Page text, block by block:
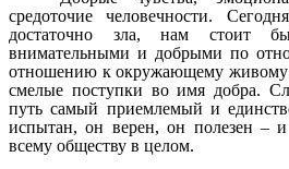
средоточие человечности.
достаточно зла, нам стоит
внимательными и добрыми по
отношению к окружающему живому
смелые поступки во имя добра.
путь самый приемлемый и
испытан, он верен, он полезен –
всему обществу в целом.